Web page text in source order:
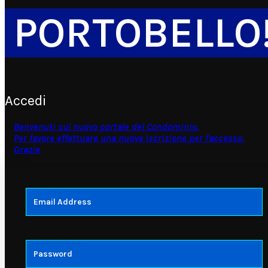
Accedi
Benvenuti sul nuovo portale del Condominio.
Per favore effettuare una nuova iscrizione per l'accesso.
Grazie